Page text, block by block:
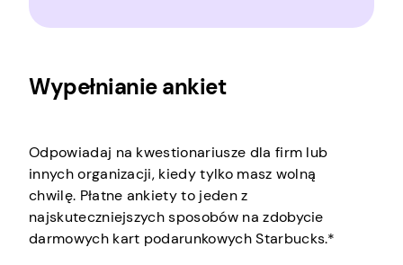
Wypełnianie ankiet
Odpowiadaj na kwestionariusze dla firm lub
innych organizacji, kiedy tylko masz wolną
chwilę. Płatne ankiety to jeden z
najskuteczniejszych sposobów na zdobycie
darmowych kart podarunkowych Starbucks.*